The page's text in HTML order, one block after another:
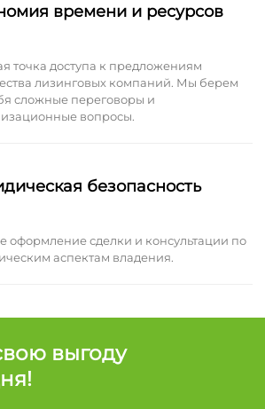
времени и ресурсов
точка доступа к предложениям
лизинговых компаний. Мы берем
сложные переговоры и
вопросы.
безопасность
оформление сделки и консультации по
аспектам владения.
выгоду